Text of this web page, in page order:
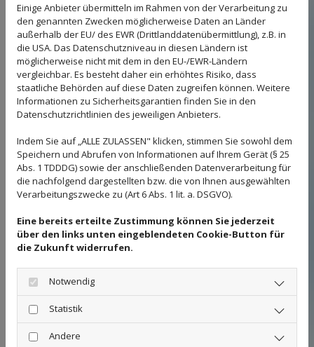
Ein spezieller Schwerpunktliegt dabei auf dem
Familien- und Erbrecht. Bereits seit 2010 bin ich als
Anwältin tätig. Mein Studium erfolgt an der Leibniz
Universität Hannover, das Referendariat im OLG-Bezirk
Celle.
Bei Fragen und Problemen rund um folgende
Rechtsgebiete bin ich für Sie tätig:
SOZIALRECHT
FAMILIEN- UND ERBRECHT
MIETRECHT
VERKEHRSRECHT
WICHTIGE INFORMATIONEN ZUR KANZLEI
Einige Anbieter übermitteln im Rahmen von der Verarbeitung zu
den genannten Zwecken möglicherweise Daten an Länder
außerhalb der EU/ des EWR (Drittlanddatenübermittlung), z.B. in
die USA. Das Datenschutzniveau in diesen Ländern ist
möglicherweise nicht mit dem in den EU-/EWR-Ländern
vergleichbar. Es besteht daher ein erhöhtes Risiko, dass
staatliche Behörden auf diese Daten zugreifen können. Weitere
Informationen zu Sicherheitsgarantien finden Sie in den
Datenschutzrichtlinien des jeweiligen Anbieters.
Indem Sie auf „ALLE ZULASSEN" klicken, stimmen Sie sowohl dem
Speichern und Abrufen von Informationen auf Ihrem Gerät (§ 25
Abs. 1 TDDDG) sowie der anschließenden Datenverarbeitung für
die nachfolgend dargestellten bzw. die von Ihnen ausgewählten
Verarbeitungszwecke zu (Art 6 Abs. 1 lit. a. DSGVO).
Eine bereits erteilte Zustimmung können Sie jederzeit
über den links unten eingeblendeten Cookie-Button für
die Zukunft widerrufen.
Notwendig
Statistik
Andere